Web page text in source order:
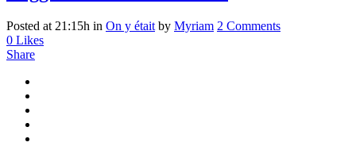
Posted at 21:15h in On y était by Myriam 2 Comments
0 Likes
Share